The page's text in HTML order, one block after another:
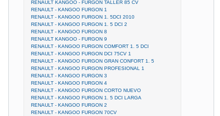
RENAULT KANGOO - FURGON TALLER 85 CV
RENAULT - KANGOO FURGON 1
RENAULT - KANGOO FURGON 1. 5DCI 2010
RENAULT - KANGOO FURGON 1. 5 DCI 2
RENAULT - KANGOO FURGON 8
RENAULT KANGOO - FURGON 9
RENAULT - KANGOO FURGON COMFORT 1. 5 DCI
RENAULT - KANGOO FURGON DCI 75CV 1
RENAULT - KANGOO FURGON GRAN CONFORT 1. 5
RENAULT - KANGOO FURGON PROFESIONAL 1
RENAULT - KANGOO FURGON 3
RENAULT - KANGOO FURGON 4
RENAULT - KANGOO FURGON CORTO NUEVO
RENAULT - KANGOO FURGON 1. 5 DCI LARGA
RENAULT - KANGOO FURGON 2
RENAULT - KANGOO FURGON 70CV